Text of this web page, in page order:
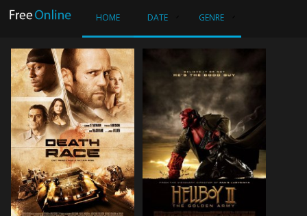
HOME DATE GENRE